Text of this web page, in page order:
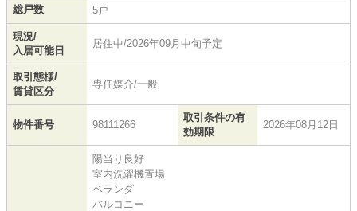
総戸数 5戸
現況/
入居可能日
居住中/2026年09月中旬予定
取引態様/
賃貸区分
専任媒介/一般
物件番号 98111266
取引条件の有
効期限
2026年08月12日
陽当り良好
室内洗濯機置場
ベランダ
バルコニー